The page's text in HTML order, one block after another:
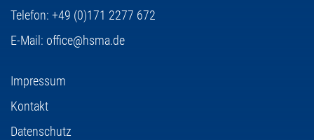
Telefon: +49 (0)171 2277 672
E-Mail: office@hsma.de
Impressum
Kontakt
Datenschutz